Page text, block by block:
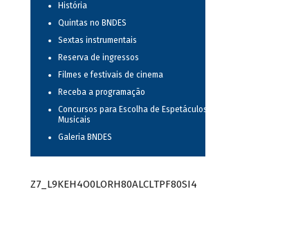
História
Quintas no BNDES
Sextas instrumentais
Reserva de ingressos
Filmes e festivais de cinema
Receba a programação
Concursos para Escolha de Espetáculos
Musicais
Galeria BNDES
Z7_L9KEH4O0LORH80ALCLTPF80SI4